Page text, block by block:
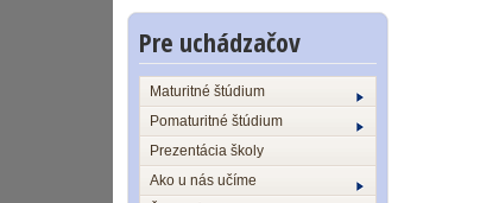
Pre uchádzačov
Maturitné štúdium
Pomaturitné štúdium
Prezentácia školy
Ako u nás učíme